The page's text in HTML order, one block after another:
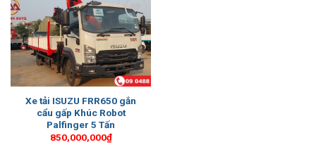
Add to
Wishlist
Xe tải ISUZU FRR650 gắn
cẩu gấp Khúc Robot
Palfinger 5 Tấn
850,000,000₫